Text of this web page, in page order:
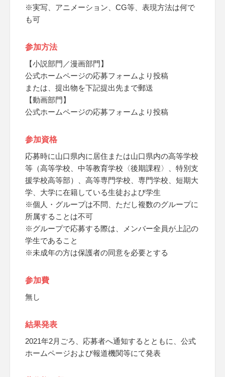
※実写、アニメーション、CG等、表現方法は何で
も可
参加方法
【小説部門／漫画部門】
公式ホームページの応募フォームより投稿
または、提出物を下記提出先まで郵送
【動画部門】
公式ホームページの応募フォームより投稿
参加資格
応募時に山口県内に居住または山口県内の高等学校
等（高等学校、中等教育学校〈後期課程〉、特別支
援学校高等部）、高等専門学校、専門学校、短期大
学、大学に在籍している生徒および学生
※個人・グループは不問、ただし複数のグループに
所属することは不可
※グループで応募する際は、メンバー全員が上記の
学生であること
※未成年の方は保護者の同意を必要とする
参加費
無し
結果発表
2021年2月ごろ、応募者へ通知するとともに、公式
ホームページおよび報道機関等にて発表